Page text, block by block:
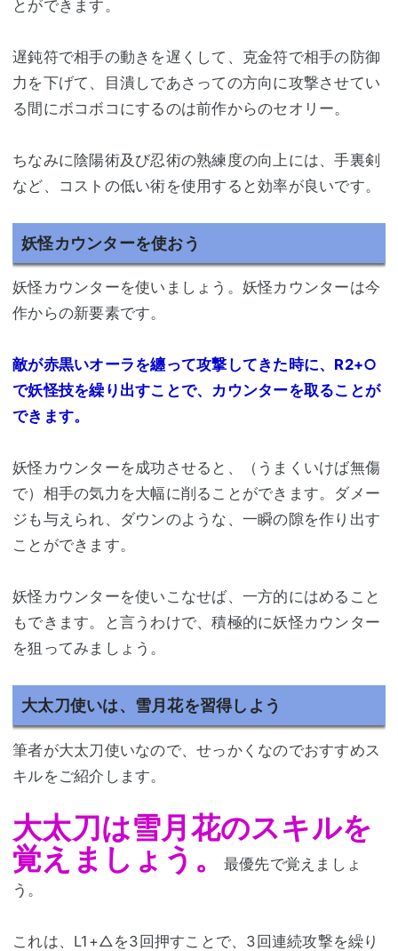
とができます。
遅鈍符で相手の動きを遅くして、克金符で相手の防御
力を下げて、目潰しであさっての方向に攻撃させてい
る間にボコボコにするのは前作からのセオリー。
ちなみに陰陽術及び忍術の熟練度の向上には、手裏剣
など、コストの低い術を使用すると効率が良いです。
妖怪カウンターを使おう
妖怪カウンターを使いましょう。妖怪カウンターは今
作からの新要素です。
敵が赤黒いオーラを纏って攻撃してきた時に、R2+○
で妖怪技を繰り出すことで、カウンターを取ることが
できます。
妖怪カウンターを成功させると、（うまくいけば無傷
で）相手の気力を大幅に削ることができます。ダメー
ジも与えられ、ダウンのような、一瞬の隙を作り出す
ことができます。
妖怪カウンターを使いこなせば、一方的にはめること
もできます。と言うわけで、積極的に妖怪カウンター
を狙ってみましょう。
大太刀使いは、雪月花を習得しよう
筆者が大太刀使いなので、せっかくなのでおすすめス
キルをご紹介します。
大太刀は雪月花のスキルを
覚えましょう。
最優先で覚えましょ
う。
これは、L1+△を3回押すことで、3回連続攻撃を繰り